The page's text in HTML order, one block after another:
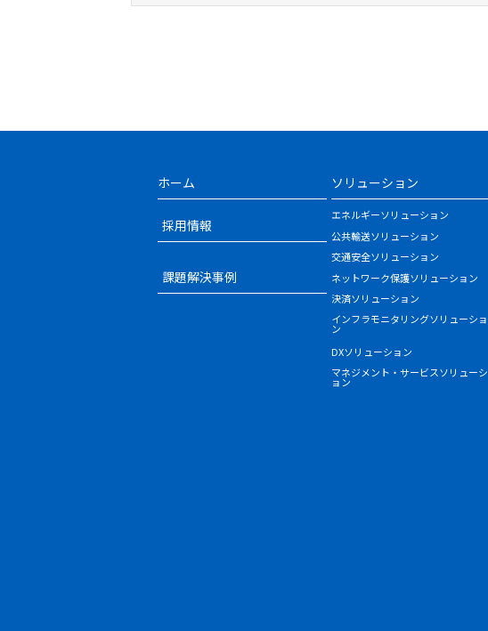
ホーム
採用情報
課題解決事例
ソリューション
エネルギーソリューション
公共輸送ソリューション
交通安全ソリューション
ネットワーク保護ソリューション
決済ソリューション
インフラモニタリングソリューショ
ン
DXソリューション
マネジメント・サービスソリューシ
ョン